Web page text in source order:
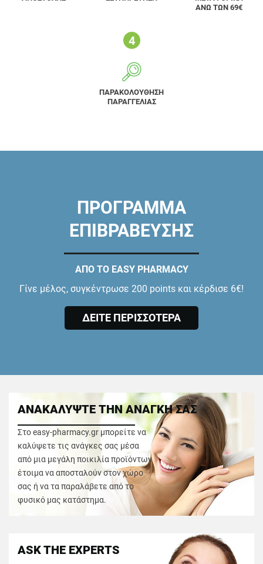
ΑΝΩ ΤΩΝ 69€
ΠΑΡΑΚΟΛΟΥΘΗΣΗ
ΠΑΡΑΓΓΕΛΙΑΣ
ΠΡΟΓΡΑΜΜΑ
ΕΠΙΒΡΑΒΕΥΣΗΣ
ΑΠΟ ΤΟ EASY PHARMACY
Γίνε μέλος, συγκέντρωσε 200 points και κέρδισε 6€!
ΔΕΙΤΕ ΠΕΡΙΣΣΟΤΕΡΑ
ΑΝΑΚΑΛΥΨΤΕ ΤΗΝ ΑΝΑΓΚΗ ΣΑΣ
Στο easy-pharmacy.gr μπορείτε να
καλύψετε τις ανάγκες σας μέσα
από μια μεγάλη ποικιλία προϊόντων
έτοιμα να αποσταλούν στον χώρο
σας ή να τα παραλάβετε από το
φυσικό μας κατάστημα.
ASK THE EXPERTS